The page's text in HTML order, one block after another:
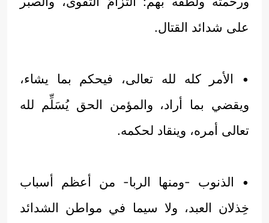
على شدائد القتال.
• الأمر كله لله تعالى، فيحكم بما يشاء،
ويقضي بما أراد، والمؤمن الحق يُسَلِّم لله
تعالى أمره، وينقاد لحكمه.
• الذنوب -ومنها الربا- من أعظم أسباب
خِذلان العبد، ولا سيما في مواطن الشدائد